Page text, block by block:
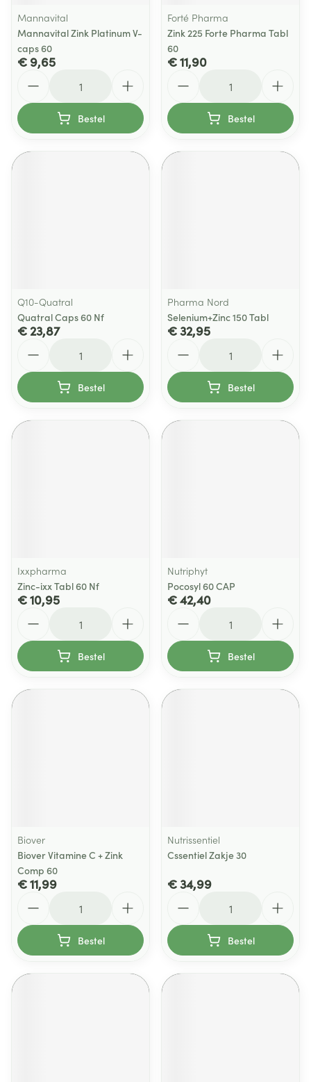
Mannavital
Mannavital Zink Platinum V-
caps 60
€ 9,65
Bestel
Forté Pharma
Zink 225 Forte Pharma Tabl
60
€ 11,90
Bestel
Q10-Quatral
Quatral Caps 60 Nf
€ 23,87
Bestel
Pharma Nord
Selenium+Zinc 150 Tabl
€ 32,95
Bestel
Ixxpharma
Zinc-ixx Tabl 60 Nf
€ 10,95
Bestel
Nutriphyt
Pocosyl 60 CAP
€ 42,40
Bestel
Biover
Biover Vitamine C + Zink
Comp 60
€ 11,99
Bestel
Nutrissentiel
Cssentiel Zakje 30
€ 34,99
Bestel